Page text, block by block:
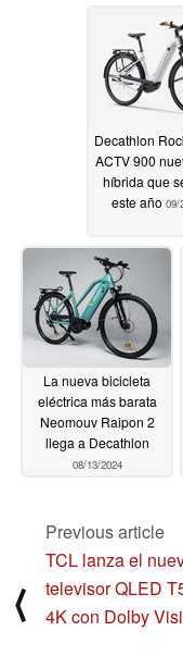
Decathlon
ACTV 900
híbrida que
este año 09/
La nueva bicicleta
eléctrica más barata
Neomouv Raipon 2
llega a Decathlon
08/13/2024
⟨
Previous article
TCL lanza el
televisor QLED
4K con Dolby